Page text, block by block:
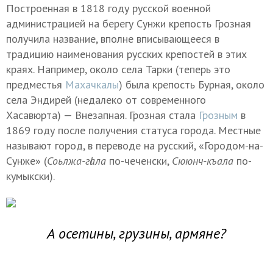
Построенная в 1818 году русской военной
администрацией на берегу Сунжи крепость Грозная
получила название, вполне вписывающееся в
традицию наименования русских крепостей в этих
краях. Например, около села Тарки (теперь это
предместья Махачкалы) была крепость Бурная, около
села Эндирей (недалеко от современного
Хасавюрта) — Внезапная. Грозная стала Грозным в
1869 году после получения статуса города. Местные
называют город, в переводе на русский, «Городом-на-
Сунже» (Соьлжа-гӀала по-чеченски, Сююнч-къала по-
кумыкски).
А осетины, грузины, армяне?